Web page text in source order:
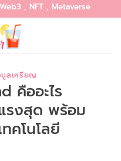
, NFT , Metaverse
ลเหรียญ
คืออะไร
รงสุด พร้อม
คโนโลยี